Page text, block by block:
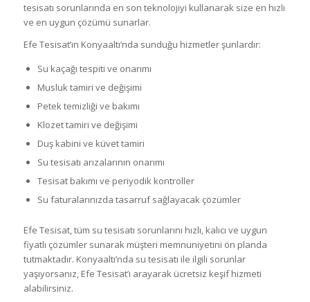
tesisatı sorunlarında en son teknolojiyi kullanarak size en hızlı
ve en uygun çözümü sunarlar.
Efe Tesisat’ın Konyaaltı’nda sunduğu hizmetler şunlardır:
Su kaçağı tespiti ve onarımı
Musluk tamiri ve değişimi
Petek temizliği ve bakımı
Klozet tamiri ve değişimi
Duş kabini ve küvet tamiri
Su tesisatı arızalarının onarımı
Tesisat bakımı ve periyodik kontroller
Su faturalarınızda tasarruf sağlayacak çözümler
Efe Tesisat, tüm su tesisatı sorunlarını hızlı, kalıcı ve uygun
fiyatlı çözümler sunarak müşteri memnuniyetini ön planda
tutmaktadır. Konyaaltı’nda su tesisatı ile ilgili sorunlar
yaşıyorsanız, Efe Tesisat’ı arayarak ücretsiz keşif hizmeti
alabilirsiniz.